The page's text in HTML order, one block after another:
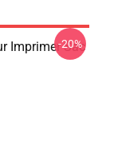
Imprimer Sac
-20%